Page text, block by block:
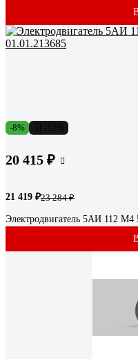
-8%
20 415 ₽
21 419 ₽23 284 ₽
Электродвигатель 5АИ 112